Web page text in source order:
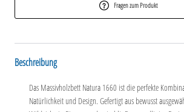
Fragen zum Produkt
Beschreibung
Das Massivholzbett Natura 1660 ist die perfekte
Natürlichkeit und Design. Gefertigt aus bewusst